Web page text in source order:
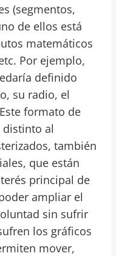
(segmentos,
de ellos está
matemáticos
Por ejemplo,
definido
su radio, el
formato de
distinto al
también
que están
principal de
ampliar el
sin sufrir
los gráficos
mover,